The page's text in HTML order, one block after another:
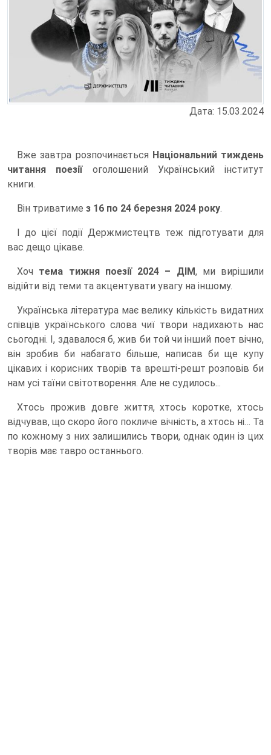
Дата: 15.03.2024
Вже завтра розпочинається Національний тиждень
читання поезіїоголошений Український інститут
книги.
Він триватиме з 16 по 24 березня 2024 року.
І до цієї події Держмистецтв теж підготувати для
вас дещо цікаве.
Хоч тема тижня поезії 2024 – ДІМ, ми вирішили
відійти від теми та акцентувати увагу на іншому.
Українська література має велику кількість видатних
співців українського слова чиї твори надихають нас
сьогодні. І, здавалося б, жив би той чи інший поет вічно,
він зробив би набагато більше, написав би ще купу
цікавих і корисних творів та врешті-решт розповів би
нам усі таїни світотворення. Але не судилось...
Хтось прожив довге життя, хтось коротке, хтось
відчував, що скоро його покличе вічність, а хтось ні… Та
по кожному з них залишились твори, однак один із цих
творів має тавро останнього.